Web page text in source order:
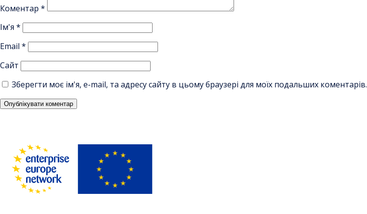
Коментар *
Ім'я *
Email *
Сайт
Зберегти моє ім'я, e-mail, та адресу сайту в цьому браузері для моїх подальших коментарів.